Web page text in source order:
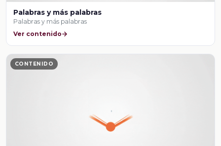
Palabras y más palabras
Palabras y más palabras
Ver contenido
CONTENIDO